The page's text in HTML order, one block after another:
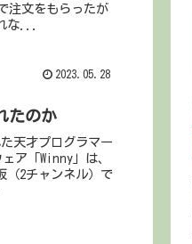
注文をもらったが
な...
2023.05.28
たのか
天才プログラマー
ア「Winny」は、
（2チャンネル）で